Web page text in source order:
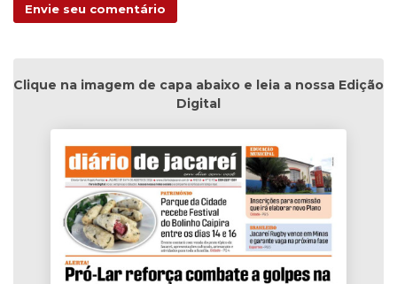
Envie seu comentário
Clique na imagem de capa abaixo e leia a nossa Edição
Digital